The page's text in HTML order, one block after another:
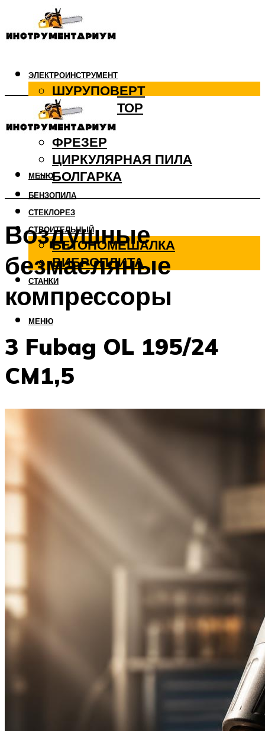
ЭЛЕКТРОИНСТРУМЕНТ
ШУРУПОВЕРТ
ПЕРФОРАТОР
ДРЕЛЬ
ФРЕЗЕР
ЦИРКУЛЯРНАЯ ПИЛА
БОЛГАРКА
БЕНЗОПИЛА
СТЕКЛОРЕЗ
СТРОИТЕЛЬНЫЙ
БЕТОНОМЕШАЛКА
ВИБРОПЛИТА
СТАНКИ
МЕНЮ
МЕНЮ
Воздушные
безмасляные
компрессоры
3 Fubag OL 195/24
CM1,5